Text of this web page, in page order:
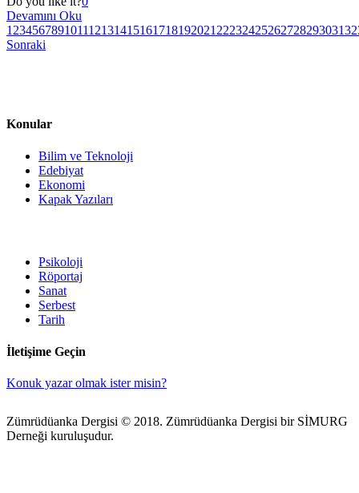
Devamını Oku
1 23456789101112131415161718192021 2223242526272829303132
Sonraki
Konular
Bilim ve Teknoloji
Edebiyat
Ekonomi
Kapak Yazıları
Psikoloji
Röportaj
Sanat
Serbest
Tarih
İletişime Geçin
Konuk yazar olmak ister misin?
Zümrüdüanka Dergisi © 2018. Zümrüdüanka Dergisi bir SİMURG
Derneği kuruluşudur.